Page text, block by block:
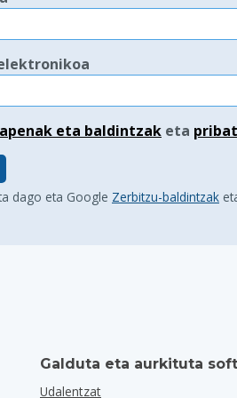
eta baldintzak eta
dago eta Google Zerbitzu-baldintzak
Galduta eta aurkituta
Udalentzat